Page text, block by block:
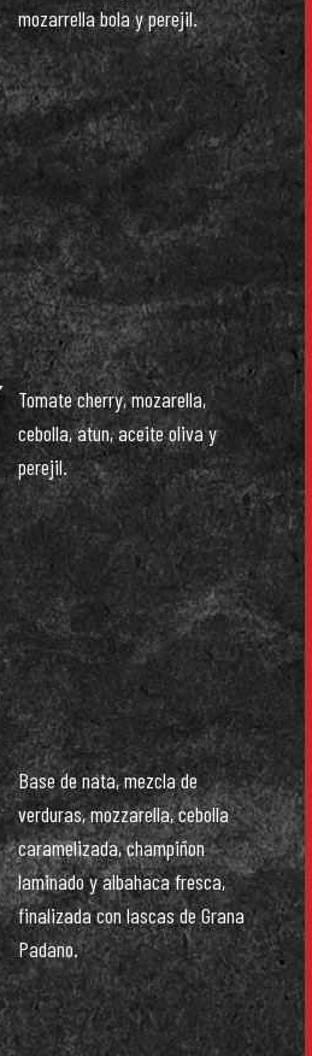
mozarrella bola y perejil.
Tomate cherry, mozarella,
cebolla, atun, aceite oliva y
perejil.
Base de nata, mezcla de
verduras, mozzarella, cebolla
caramelizada, champiñon
laminado y albahaca fresca,
finalizada con lascas de Grana
Padano.